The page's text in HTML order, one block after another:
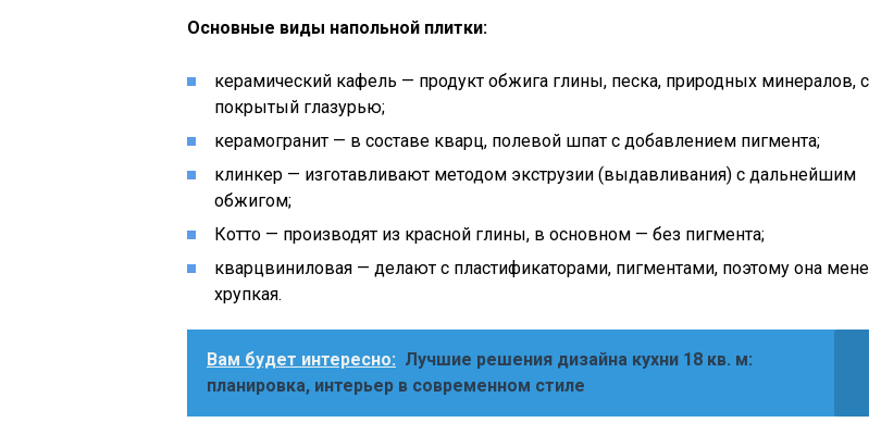
Основные виды напольной плитки:
керамический кафель — продукт обжига глины, песка, природных минералов,
покрытый глазурью;
керамогранит — в составе кварц, полевой шпат с добавлением пигмента;
клинкер — изготавливают методом экструзии (выдавливания) с дальнейшим
обжигом;
Котто — производят из красной глины, в основном — без пигмента;
кварцвиниловая — делают с пластификаторами, пигментами, поэтому она
хрупкая.
Вам будет интересно: Лучшие решения дизайна кухни 18 кв. м:
планировка, интерьер в современном стиле